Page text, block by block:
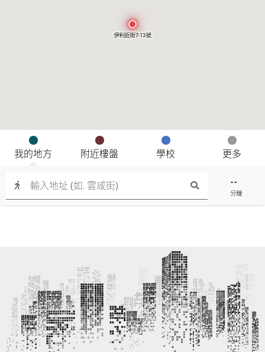
伊利近街7-13號
--
分鐘
我的地方 附近樓盤 學校 更多